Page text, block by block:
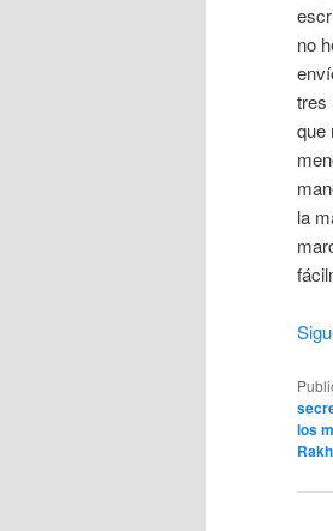
no
tres
que
la
los